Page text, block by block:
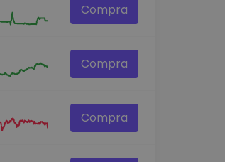
Compra
Compra
Compra